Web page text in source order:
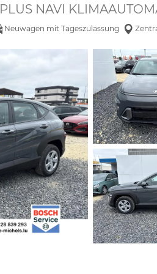
NAVI
Neuwagen mit Tageszulassung